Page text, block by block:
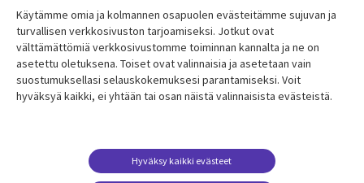
Resurssikeskus
Library
FINLAND
Asiakastarinat
Lisätietoa
Legal
Tietosuoja
Käyttöehdot
Media
FINLAND
Käytämme omia ja kolmannen osapuolen evästeitämme sujuvan ja
turvallisen verkkosivuston tarjoamiseksi. Jotkut ovat
välttämättömiä verkkosivustomme toiminnan kannalta ja ne on
asetettu oletuksena. Toiset ovat valinnaisia ​​ja asetetaan vain
suostumuksellasi selauskokemuksesi parantamiseksi. Voit
hyväksyä kaikki, ei yhtään tai osan näistä valinnaisista evästeistä.
Hyväksy kaikki evästeet